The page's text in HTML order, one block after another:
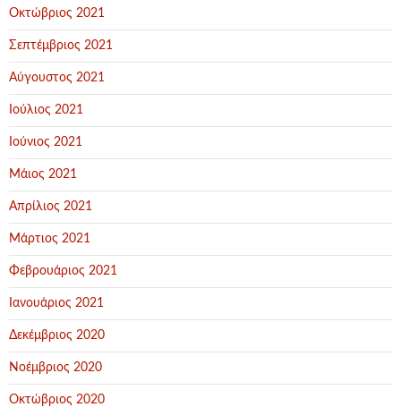
Οκτώβριος 2021
Σεπτέμβριος 2021
Αύγουστος 2021
Ιούλιος 2021
Ιούνιος 2021
Μάιος 2021
Απρίλιος 2021
Μάρτιος 2021
Φεβρουάριος 2021
Ιανουάριος 2021
Δεκέμβριος 2020
Νοέμβριος 2020
Οκτώβριος 2020